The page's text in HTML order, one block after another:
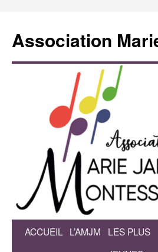
Association
Aller
ACCUEIL L’AMJM
LES PLUS